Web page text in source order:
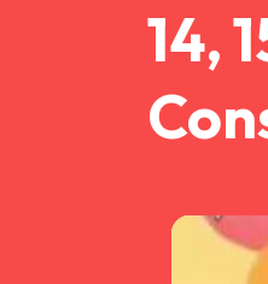
14,